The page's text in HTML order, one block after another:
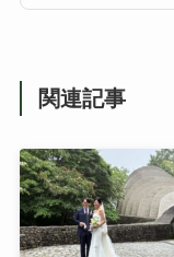
関連記事